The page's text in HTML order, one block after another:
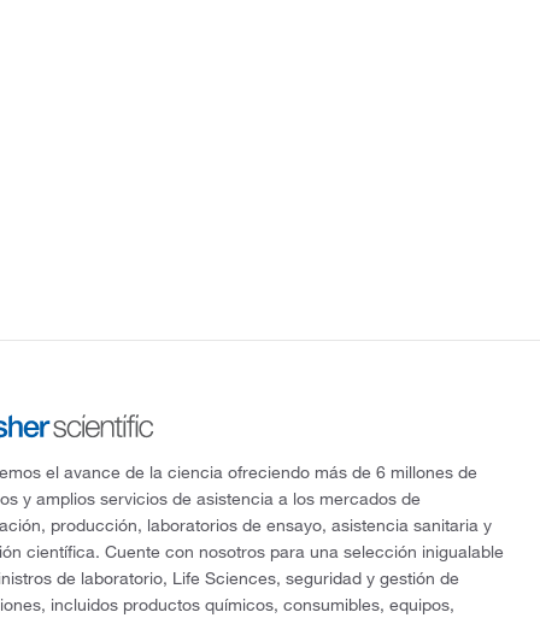
el avance de la ciencia ofreciendo más de 6 millones de
y amplios servicios de asistencia a los mercados de
producción, laboratorios de ensayo, asistencia sanitaria y
científica. Cuente con nosotros para una selección inigualable
de laboratorio, Life Sciences, seguridad y gestión de
incluidos productos químicos, consumibles, equipos,